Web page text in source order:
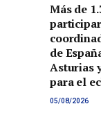
Más de
de
Asturias
para el
05/08/2026